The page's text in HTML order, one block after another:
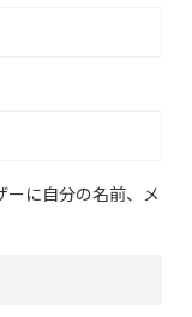
に自分の名前、メ